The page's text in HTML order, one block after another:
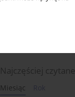
Najczęściej czytane
Miesiąc